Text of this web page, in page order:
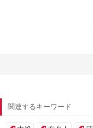
関連するキーワード